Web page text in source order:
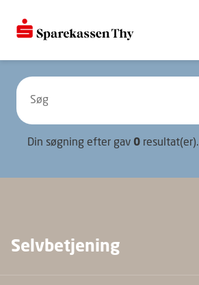
Din søgning efter gav 0 resultat(er).
Selvbetjening